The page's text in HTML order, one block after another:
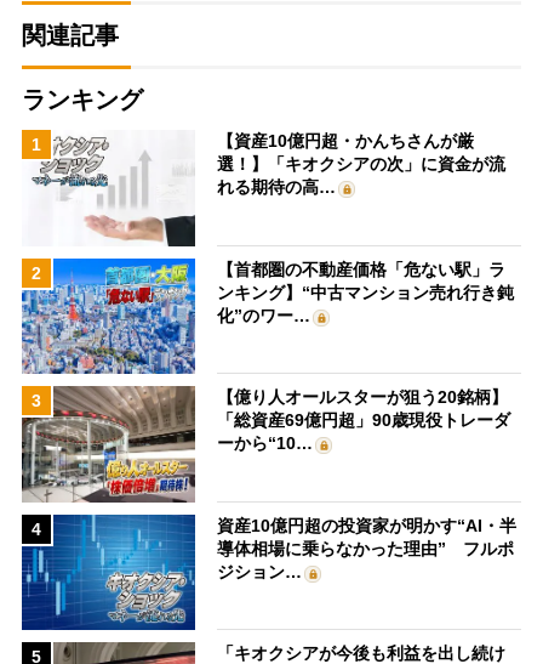
関連記事
ランキング
1
【資産10億円超・かんちさんが厳
選！】「キオクシアの次」に資金が流
れる期待の高…
2
【首都圏の不動産価格「危ない駅」ラ
ンキング】“中古マンション売れ行き鈍
化”のワー…
3
【億り人オールスターが狙う20銘柄】
「総資産69億円超」90歳現役トレーダ
ーから“10…
4
資産10億円超の投資家が明かす“AI・半
導体相場に乗らなかった理由” フルポ
ジション…
5
「キオクシアが今後も利益を出し続け